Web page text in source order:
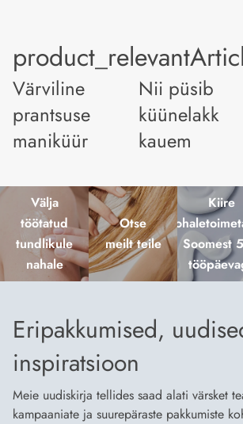
Värviline
prantsuse
maniküür
Nii püsib
küünelakk
kauem
Välja
töötatud
tundlikule
nahale
Otse
meilt teile
Kiire
Soomest
Eripakkumised,
inspiratsioon
Meie uudiskirja tellides saad alati värsket
kampaaniate ja suurepäraste pakkumiste